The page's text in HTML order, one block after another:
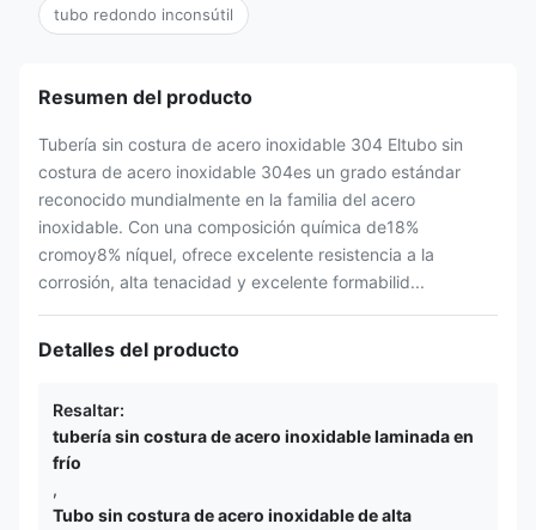
tubo redondo inconsútil
Resumen del producto
Tubería sin costura de acero inoxidable 304 Eltubo sin
costura de acero inoxidable 304es un grado estándar
reconocido mundialmente en la familia del acero
inoxidable. Con una composición química de18%
cromoy8% níquel, ofrece excelente resistencia a la
corrosión, alta tenacidad y excelente formabilid...
Detalles del producto
Resaltar:
tubería sin costura de acero inoxidable laminada en
frío
,
Tubo sin costura de acero inoxidable de alta